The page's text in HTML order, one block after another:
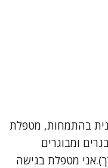
בהתמחות, מטפלת
ומבוגרים
מטפלת בגישה